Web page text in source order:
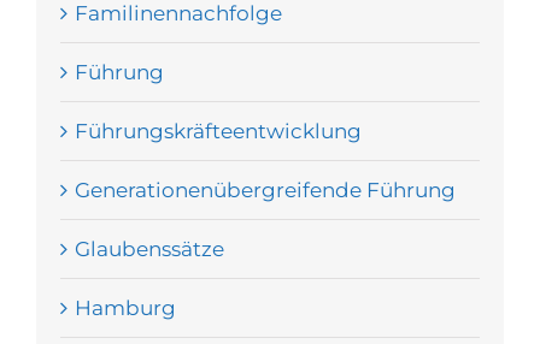
Familinennachfolge
Führung
Führungskräfteentwicklung
Generationenübergreifende Führung
Glaubenssätze
Hamburg